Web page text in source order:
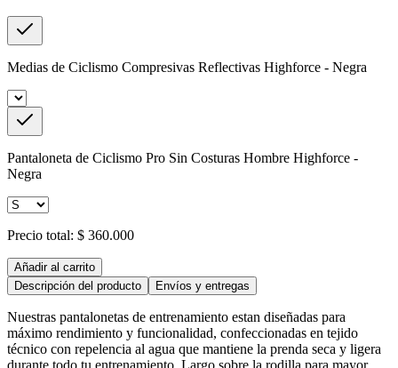
Medias de Ciclismo Compresivas Reflectivas Highforce - Negra
Pantaloneta de Ciclismo Pro Sin Costuras Hombre Highforce -
Negra
Precio total: $ 360.000
Añadir al carrito
Descripción del producto
Envíos y entregas
Nuestras pantalonetas de entrenamiento estan diseñadas para
máximo rendimiento y funcionalidad, confeccionadas en tejido
técnico con repelencia al agua que mantiene la prenda seca y ligera